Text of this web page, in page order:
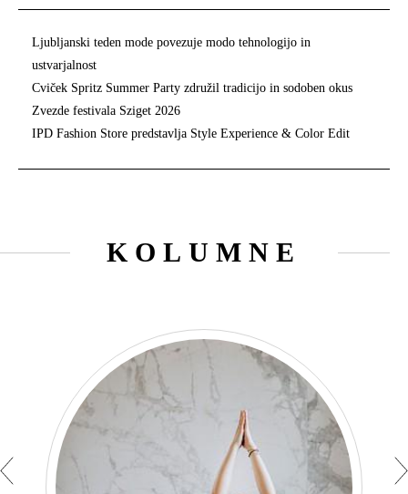
Ljubljanski teden mode povezuje modo tehnologijo in
ustvarjalnost
Cviček Spritz Summer Party združil tradicijo in sodoben okus
Zvezde festivala Sziget 2026
IPD Fashion Store predstavlja Style Experience & Color Edit
KOLUMNE